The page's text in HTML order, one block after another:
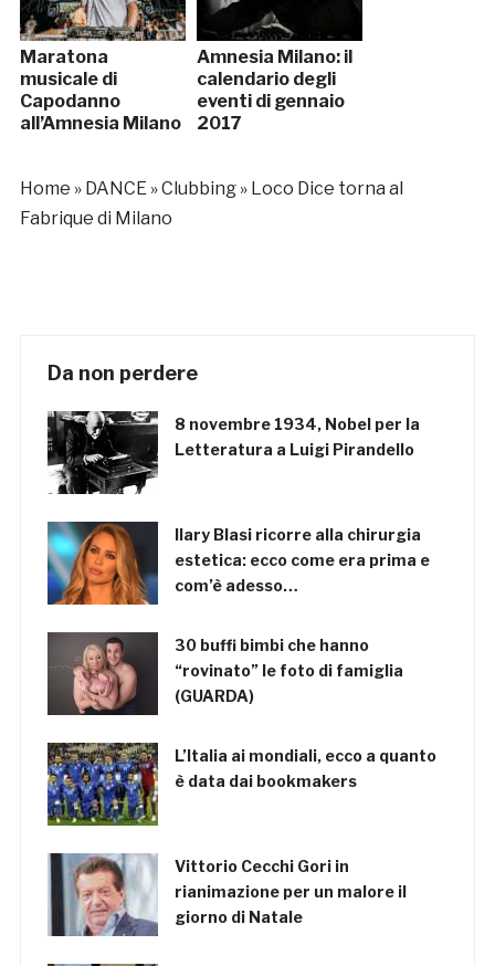
Maratona
musicale di
Capodanno
all’Amnesia Milano
Amnesia Milano: il
calendario degli
eventi di gennaio
2017
Home » DANCE»Clubbing» Loco Dice torna al
Fabrique di Milano
Da non perdere
8 novembre 1934, Nobel per la
Letteratura a Luigi Pirandello
Ilary Blasi ricorre alla chirurgia
estetica: ecco come era prima e
com’è adesso…
30 buffi bimbi che hanno
“rovinato” le foto di famiglia
(GUARDA)
L’Italia ai mondiali, ecco a quanto
è data dai bookmakers
Vittorio Cecchi Gori in
rianimazione per un malore il
giorno di Natale